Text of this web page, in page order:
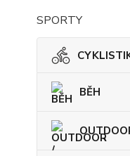
SPORTY
BĚH